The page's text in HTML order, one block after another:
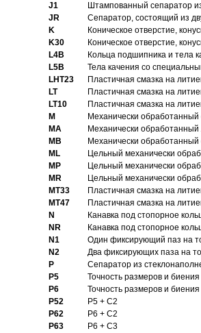
J1
Штампованный сепаратор
JR
Сепаратор, состоящий из
K
Коническое отверстие,
K30
Коническое отверстие,
L4B
Кольца подшипника и тела
L5B
Тела качения со
LHT23
Пластичная смазка на
LT
Пластичная смазка на
LT10
Пластичная смазка на
M
Механически
MA
Механически
MB
Механически
ML
Цельный механически
MP
Цельный механически
MR
Цельный механически
MT33
Пластичная смазка на
MT47
Пластичная смазка на
N
Канавка под стопорное
NR
Канавка под стопорное
N1
Один фиксирующий паз на
N2
Два фиксирующих паза на
P
Cепаратор из
P5
Точность размеров и биения
P6
Точность размеров и биения
P52
P5 + C2
P62
P6 + C2
P63
P6 + C3